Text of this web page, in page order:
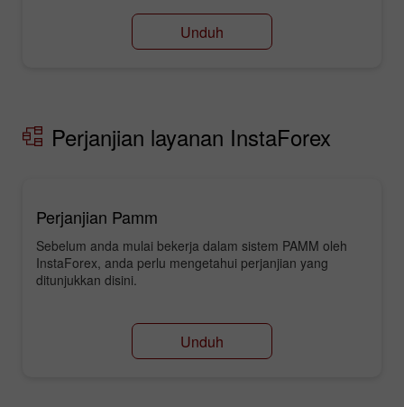
Unduh
Perjanjian layanan InstaForex
Perjanjian Pamm
Sebelum anda mulai bekerja dalam sistem PAMM oleh
InstaForex, anda perlu mengetahui perjanjian yang
ditunjukkan disini.
Unduh